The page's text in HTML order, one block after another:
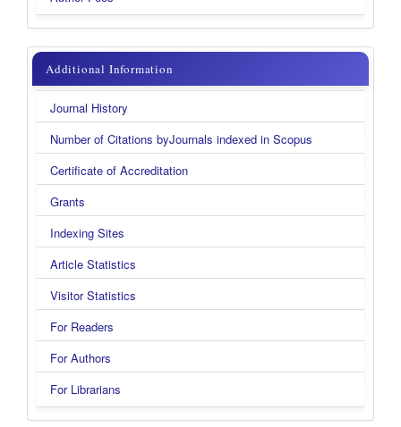
additional
information
new
Additional Information
Journal History
Number of Citations byJournals indexed in Scopus
Certificate of Accreditation
Grants
Indexing Sites
Article Statistics
Visitor Statistics
For Readers
For Authors
For Librarians